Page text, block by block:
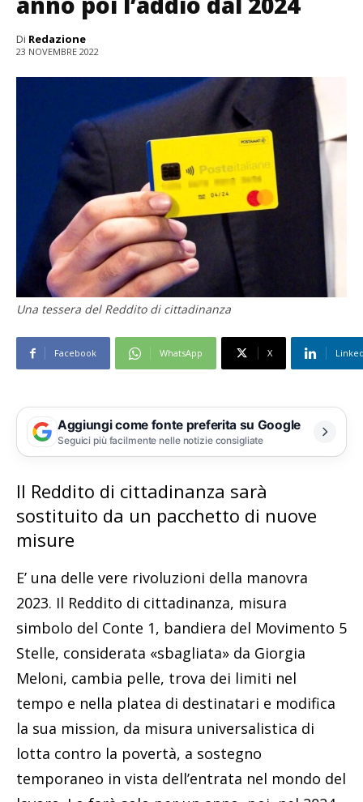
Di Redazione
23 NOVEMBRE 2022
Una tessera del Reddito di cittadinanza
Facebook WhatsApp X
Aggiungi come fonte preferita su Google
Seguici più facilmente nelle notizie consigliate
Il Reddito di cittadinanza sarà
sostituito da un pacchetto di nuove
misure
E’ una delle vere rivoluzioni della manovra
2023. Il Reddito di cittadinanza, misura
simbolo del Conte 1, bandiera del Movimento 5
Stelle, considerata «sbagliata» da Giorgia
Meloni, cambia pelle, trova dei limiti nel
tempo e nella platea di destinatari e modifica
la sua mission, da misura universalistica di
lotta contro la povertà, a sostegno
temporaneo in vista dell’entrata nel mondo del